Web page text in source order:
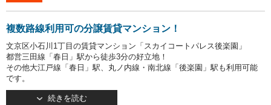
複数路線利用可の分譲賃貸マンション！
文京区小石川1丁目の賃貸マンション「スカイコートパレス後楽園」
都営三田線「春日」駅から徒歩3分の好立地！
その他大江戸線「春日」駅、丸ノ内線・南北線「後楽園」駅も利用可能
です。
2012年竣工。地上11階建て。
続きを読む